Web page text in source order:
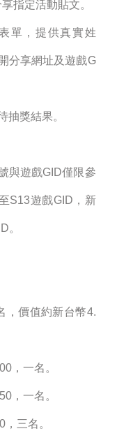
指定活動貼文。
單，提供真實姓
分享網址及遊戲G
抽獎結果。
與遊戲GID僅限參
S13遊戲GID，新
。
，價值約新台幣4.
，一名。
，一名。
三名。